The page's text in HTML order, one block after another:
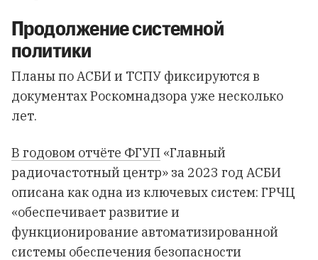
Продолжение системной
политики
Планы по АСБИ и ТСПУ фиксируются в
документах Роскомнадзора уже несколько
лет.
В годовом отчёте ФГУП «Главный
радиочастотный центр» за 2023 год АСБИ
описана как одна из ключевых систем: ГРЧЦ
«обеспечивает развитие и
функционирование автоматизированной
системы обеспечения безопасности